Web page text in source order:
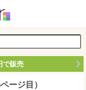
で販売
ージ目）